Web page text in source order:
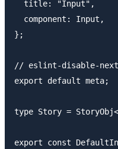
  title: "Input",
  component: Input,
};
// eslint-disable-
export default meta;
type Story =
export const